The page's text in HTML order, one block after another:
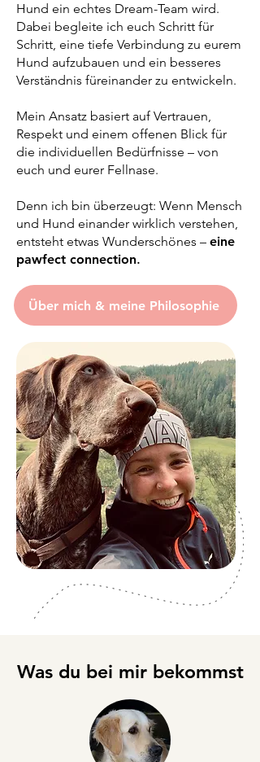
Hund ein echtes Dream-Team wird.
Dabei begleite ich euch Schritt für
Schritt, eine tiefe Verbindung zu eurem
Hund aufzubauen und ein besseres
Verständnis füreinander zu entwickeln.
Mein Ansatz basiert auf Vertrauen,
Respekt und einem offenen Blick für
die individuellen Bedürfnisse – von
euch und eurer Fellnase.
Denn ich bin überzeugt: Wenn Mensch
und Hund einander wirklich verstehen,
entsteht etwas Wunderschönes – eine
pawfect connection.
Über mich & meine Philosophie
Was du bei mir bekommst